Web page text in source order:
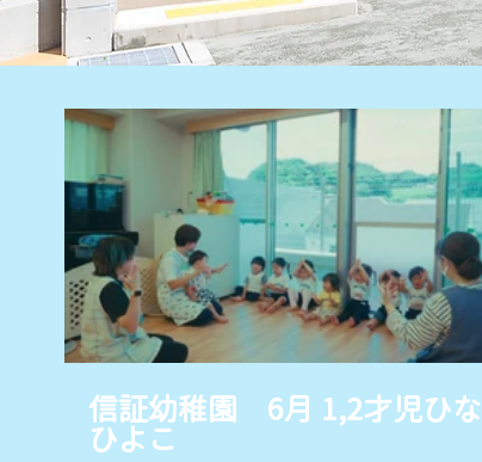
信証幼稚園 6月 1,2才児ひな
ひよこ